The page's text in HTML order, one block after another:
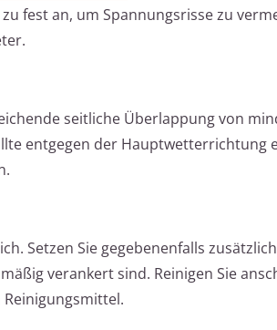
fest an, um Spannungsrisse zu
seitliche Überlappung von
entgegen der Hauptwetterrichtung
Setzen Sie gegebenenfalls
verankert sind. Reinigen Sie